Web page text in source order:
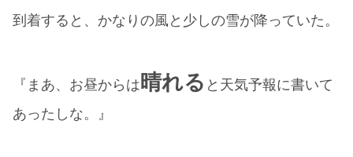
到着すると、かなりの風と少しの雪が降っていた。
『まあ、お昼からは晴れる と天気予報に書いて
あったしな。』